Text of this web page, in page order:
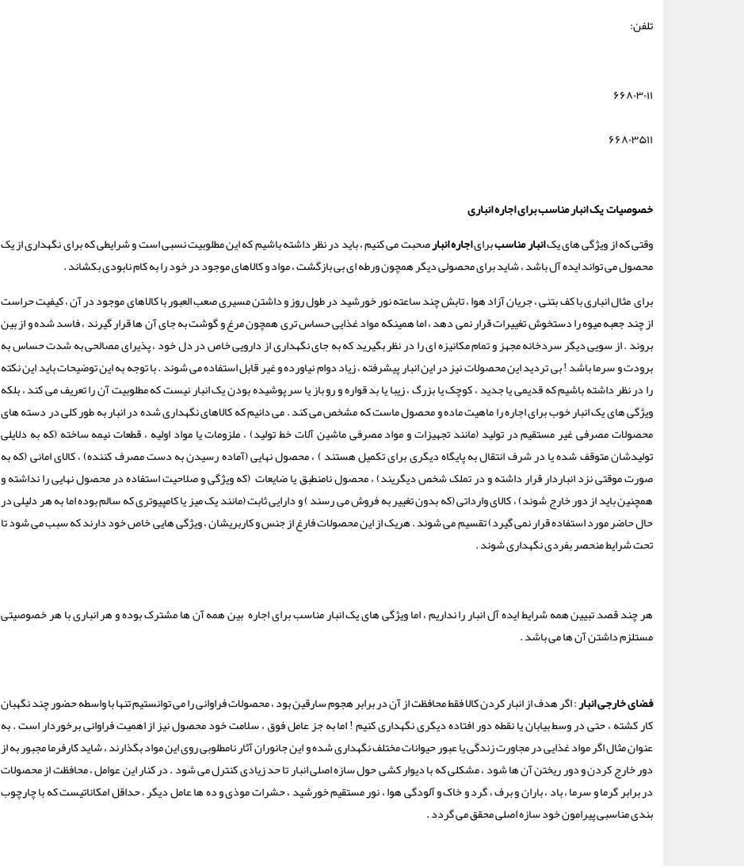
تلفن:
۶۶۸۰۳۰۱۱
۶۶۸۰۳۵۱۱
خصوصیات یک انبار مناسب برای اجاره انباری
وقتی که از ویژگی های یکانبار مناسببرایاجاره انبارصحبت می کنیم ، باید در نظر داشته باشیم که این مطلوبیت نسبی است و شرایطی که برای نگهداری از یک
محصول می تواند ایده آل باشد ، شاید برای محصولی دیگر همچون ورطه ای بی بازگشت ، مواد و کالاهای موجود در خود را به کام نابودی بکشاند .
برای مثال انباری با کف بتنی ، جریان آزاد هوا ، تابش چند ساعته نور خورشید در طول روز و داشتن مسیری صعب العبور با کالاهای موجود در آن ، کیفیت حراست
از چند جعبه میوه را دستخوش تغییرات قرار نمی دهد ، اما همینکه مواد غذایی حساس تری همچون مرغ و گوشت به جای آن ها قرار گیرند ، فاسد شده و از بین
بروند . از سویی دیگر سردخانه مجهز و تمام مکانیزه ای را در نظر بگیرید که به جای نگهداری از دارویی خاص در دل خود ، پذیرای مصالحی به شدت حساس به
برودت و سرما باشد ! بی تردید این محصولات نیز در این انبار پیشرفته ، زیاد دوام نیاورده و غیر قابل استفاده می شوند . با توجه به این توضیحات باید این نکته
را در نظر داشته باشیم که قدیمی یا جدید ، کوچک یا بزرگ ، زیبا یا بد قواره و رو باز یا سر پوشیده بودن یک انبار نیست که مطلوبیت آن را تعریف می کند ، بلکه
ویژگی های یک انبار خوب برای اجاره را ماهیت ماده و محصول ماست که مشخص می کند . می دانیم که کالاهای نگهداری شده در انبار به طور کلی در دسته های
محصولات مصرفی غیر مستقیم در تولید (مانند تجهیزات و مواد مصرفی ماشین آلات خط تولید) ، ملزومات یا مواد اولیه ، قطعات نیمه ساخته (که به دلایلی
تولیدشان متوقف شده یا در شرف انتقال به پایگاه دیگری برای تکمیل هستند ) ، محصول نهایی (آماده رسیدن به دست مصرف کننده) ، کالای امانی (که به
صورت موقتی نزد انباردار قرار داشته و در تملک شخص دیگریند) ، محصول نامنطبق یا ضایعات (که ویژگی و صلاحیت استفاده در محصول نهایی را نداشته و
همچنین باید از دور خارج شوند) ، کالای وارداتی (که بدون تغییر به فروش می رسند ) و دارایی ثابت (مانند یک میز یا کامپیوتری که سالم بوده اما به هر دلیلی در
حال حاضر مورد استفاده قرار نمی گیرد) تقسیم می شوند . هریک از این محصولات فارغ از جنس و کاربریشان ، ویژگی هایی خاص خود دارند که سبب می شود تا
تحت شرایط منحصر بفردی نگهداری شوند .
هر چند قصد تبیین همه شرایط ایده آل انبار را نداریم ، اما ویژگی های یک انبار مناسب برای اجاره بین همه آن ها مشترک بوده و هر انباری با هر خصوصیتی
مستلزم داشتن آن ها می باشد .
فضای خارجی انبار: اگر هدف از انبار کردن کالا فقط محافظت از آن در برابر هجوم سارقین بود ، محصولات فراوانی را می توانستیم تنها با واسطه حضور چند نگهبان
کار کشته ، حتی در وسط بیابان یا نقطه دور افتاده دیگری نگهداری کنیم ! اما به جز عامل فوق ، سلامت خود محصول نیز از اهمیت فراوانی برخوردار است . به
عنوان مثال اگر مواد غذایی در مجاورت زندگی یا عبور حیوانات مختلف نگهداری شده و این جانوران آثار نامطلوبی روی این مواد بگذارند ، شاید کارفرما مجبور به از
دور خارج کردن و دور ریختن آن ها شود ، مشکلی که با دیوار کشی حول سازه اصلی انبار تا حد زیادی کنترل می شود . در کنار این عوامل ، محافظت از محصولات
در برابر گرما و سرما ، باد ، باران و برف ، گرد و خاک و آلودگی هوا ، نور مستقیم خورشید ، حشرات موذی و ده ها عامل دیگر ، حداقل امکاناتیست که با چارچوب
بندی مناسبی پیرامون خود سازه اصلی محقق می گردد .